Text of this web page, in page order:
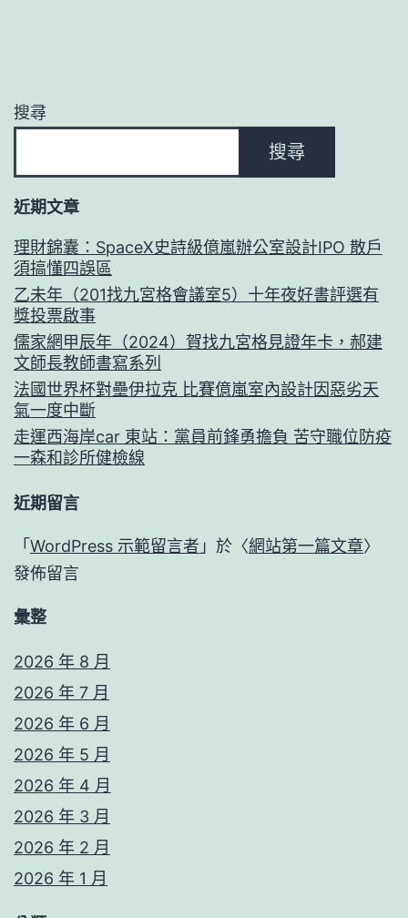
搜尋
搜尋
近期文章
理財錦囊：SpaceX史詩級億嵐辦公室設計IPO 散戶
須搞懂四誤區
乙未年（201找九宮格會議室5）十年夜好書評選有
獎投票啟事
儒家網甲辰年（2024）賀找九宮格見證年卡，郝建
文師長教師書寫系列
法國世界杯對壘伊拉克 比賽億嵐室內設計因惡劣天
氣一度中斷
走運西海岸car 東站：黨員前鋒勇擔負 苦守職位防疫
一森和診所健檢線
近期留言
「 WordPress 示範留言者 」於〈網站第一篇文章〉
發佈留言
彙整
2026 年 8 月
2026 年 7 月
2026 年 6 月
2026 年 5 月
2026 年 4 月
2026 年 3 月
2026 年 2 月
2026 年 1 月